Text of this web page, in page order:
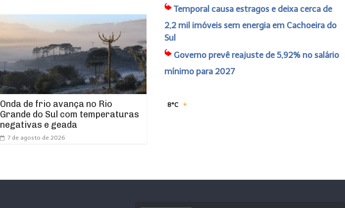
Onda de frio avança no Rio
Grande do Sul com temperaturas
negativas e geada
7 de agosto de 2026
Temporal causa estragos e deixa cerca de
2,2 mil imóveis sem energia em Cachoeira do
Sul
Governo prevê reajuste de 5,92% no salário
mínimo para 2027
8°C